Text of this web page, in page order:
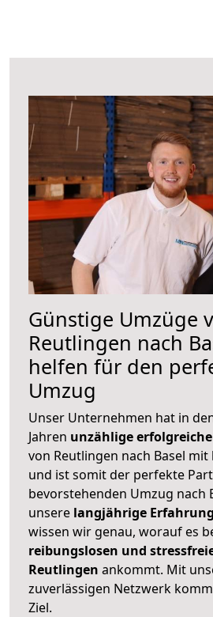
Günstige Umzüge
Reutlingen nach
helfen für den
Umzug
Unser Unternehmen hat in
Jahren unzählige
von Reutlingen nach Basel
und ist somit der perfekte
bevorstehenden Umzug nach
unsere langjährige Erfahrung
wissen wir genau, worauf es
reibungslosen und
Reutlingen ankommt. Mit
zuverlässigen Netzwerk
Ziel.